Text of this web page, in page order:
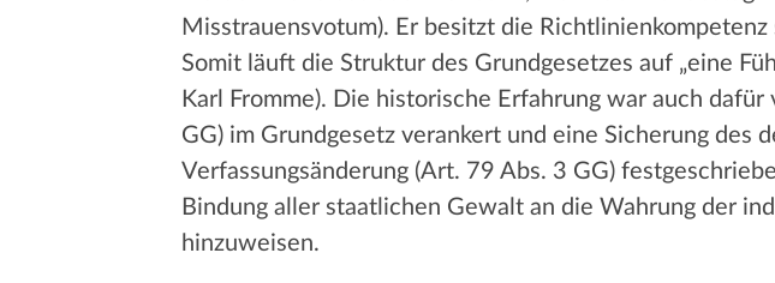
Misstrauensvotum). Er besitzt die
Somit läuft die Struktur des Grundgesetzes auf „eine
Karl Fromme). Die historische Erfahrung war auch
GG) im Grundgesetz verankert und eine Sicherung des
Verfassungsänderung (Art. 79 Abs. 3 GG)
Bindung aller staatlichen Gewalt an die Wahrung der
hinzuweisen.